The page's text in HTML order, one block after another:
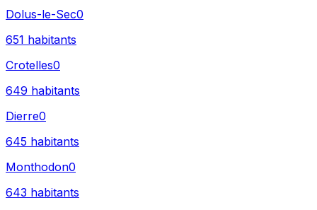
Dolus-le-Sec0
651 habitants
Crotelles0
649 habitants
Dierre0
645 habitants
Monthodon0
643 habitants